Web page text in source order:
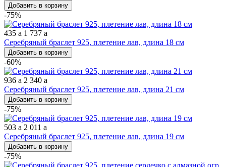
Добавить в корзину
-75%
435 a 1 737 a
Серебряный браслет 925, плетение лав, длина 18 см
Добавить в корзину
-60%
936 a 2 340 a
Серебряный браслет 925, плетение лав, длина 21 см
Добавить в корзину
-75%
503 a 2 011 a
Серебряный браслет 925, плетение лав, длина 19 см
Добавить в корзину
-75%